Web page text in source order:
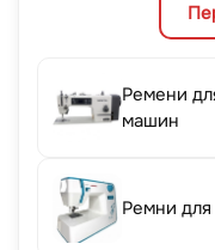
Ремени
машин
Ремни